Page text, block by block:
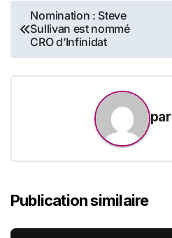
Navigation
de
l’article
Nomination : Steve
Sullivan est nommé
CRO d’Infinidat
par
Publication similaire